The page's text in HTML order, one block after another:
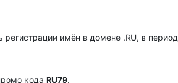
имён в домене .RU, в период
кода RU79.